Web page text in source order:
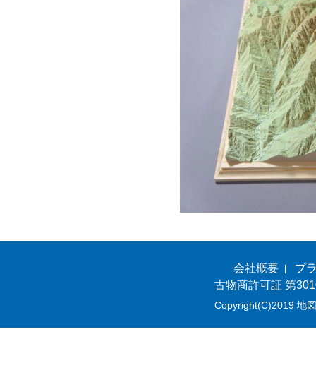
会社概要
プ
古物商許可証 第
Copyright(C)2019 地